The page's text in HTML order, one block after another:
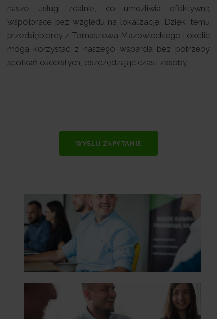
nasze usługi zdalnie, co umożliwia efektywną
współpracę bez względu na lokalizację. Dzięki temu
przedsiębiorcy z Tomaszowa Mazowieckiego i okolic
mogą korzystać z naszego wsparcia bez potrzeby
spotkań osobistych, oszczędzając czas i zasoby.
WYŚLIJ ZAPYTANIE